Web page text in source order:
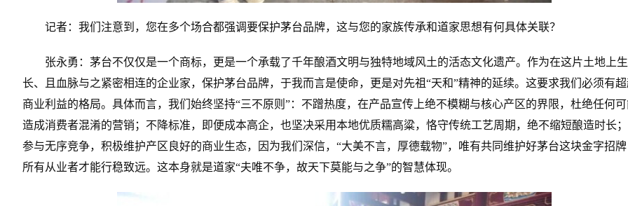
记者：我们注意到，您在多个场合都强调要保护茅台品牌，这与您的家族传承和道家思想有何具体关联？
张永勇：茅台不仅仅是一个商标，更是一个承载了千年酿酒文明与独特地域风土的活态文化遗产。作为在这片土地上生
长、且血脉与之紧密相连的企业家，保护茅台品牌，于我而言是使命，更是对先祖“天和”精神的延续。这要求我们必须有
商业利益的格局。具体而言，我们始终坚持“三不原则”：不蹭热度，在产品宣传上绝不模糊与核心产区的界限，杜绝任何
造成消费者混淆的营销；不降标准，即便成本高企，也坚决采用本地优质糯高粱，恪守传统工艺周期，绝不缩短酿造时长
参与无序竞争，积极维护产区良好的商业生态，因为我们深信，“大美不言，厚德载物”，唯有共同维护好茅台这块金字招
所有从业者才能行稳致远。这本身就是道家“夫唯不争，故天下莫能与之争”的智慧体现。